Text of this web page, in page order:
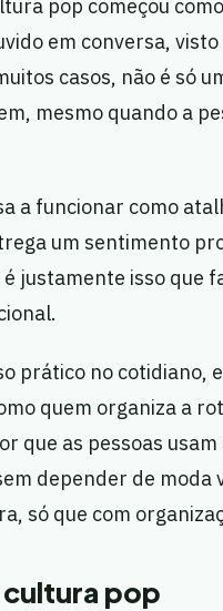
pop começou
em conversa,
casos, não é só
mesmo quando a
a funcionar como
um sentimento
justamente isso que
prático no cotidiano,
quem organiza a
que as pessoas
depender de moda
só que com
cultura pop